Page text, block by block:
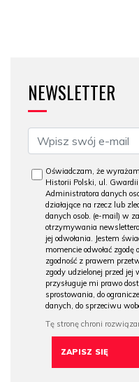
NEWSLETTER
Oświadczam, że
Historii Polski, ul.
Administratora danych
działające na rzecz lub
danych osob. (e-mail) w
otrzymywania
jej odwołania. Jestem
momencie odwołać zgodę
zgodność z prawem
zgody udzielonej przed jej
przysługuje mi prawo
sprostowania, do
danych, do sprzeciwu